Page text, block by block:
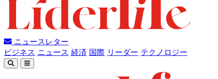
ニュースレター
ビジネス ニュース 経済 国際 リーダー テクノロジー